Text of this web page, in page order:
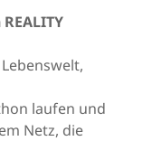
laufen und
Netz, die